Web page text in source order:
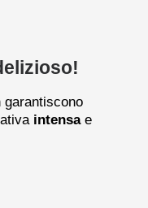
garantiscono
intensae